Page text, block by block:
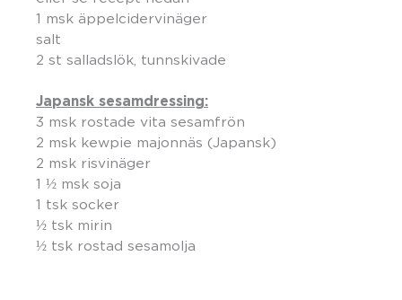
1 msk äppelcidervinäger
salt
2 st salladslök, tunnskivade
Japansk sesamdressing:
3 msk rostade vita sesamfrön
2 msk kewpie majonnäs (Japansk)
2 msk risvinäger
1 ½ msk soja
1 tsk socker
½ tsk mirin
½ tsk rostad sesamolja